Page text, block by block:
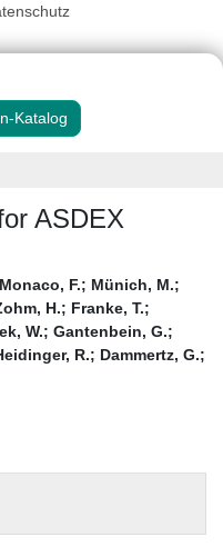
Katalog
ASDEX
Monaco, F.; Münich, M.;
H.; Franke, T.;
W.; Gantenbein, G.;
R.; Dammertz, G.;